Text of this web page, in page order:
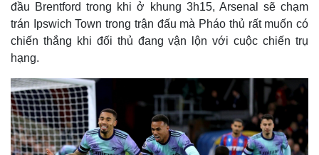
Biển đảo
đầu Brentford trong khi ở khung 3h15, Arsenal sẽ chạm
trán Ipswich Town trong trận đấu mà Pháo thủ rất muốn có
chiến thắng khi đối thủ đang vận lộn với cuộc chiến trụ
hạng.